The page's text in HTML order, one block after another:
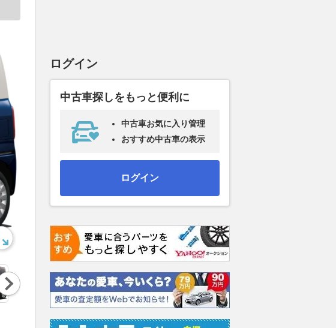
Nex
t
ログイン
中古車探しをもっと便利に
中古車お気に入り管理
おすすめ中古車の表示
ログイン